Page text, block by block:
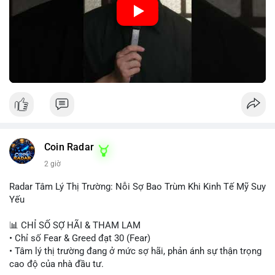
hiệu tích cực, nhưng Funding Rate thấp và tâm lý Fear cho thấy
chưa có động lực tăng giá mạnh. Nhà đầu tư nên thận trọng,
tránh sử dụng đòn bẩy cao. Với Vlike Market Index ở mức
42/100, chiến lược hợp lý là quan sát và chờ đợi tín hiệu rõ
ràng hơn. Nếu BTC giữ được vùng hỗ trợ hiện tại và Fear &
Greed Index phục hồi lên trên 40, có thể xem xét mua dần.
#vlikemarketindex42
Coin Radar
2 giờ
Radar Tâm Lý Thị Trường: Nỗi Sợ Bao Trùm Khi Kinh Tế Mỹ Suy
Yếu
📊 CHỈ SỐ SỢ HÃI & THAM LAM
• Chỉ số Fear & Greed đạt 30 (Fear)
• Tâm lý thị trường đang ở mức sợ hãi, phản ánh sự thận trọng
cao độ của nhà đầu tư.